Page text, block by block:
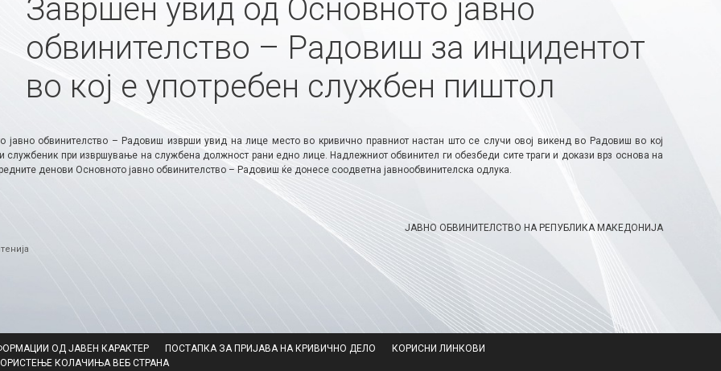
Завршен увид од Основното јавно
обвинителство – Радовиш за инцидентот
во кој е употребен службен пиштол
јавно обвинителство – Радовиш изврши увид на лице место во кривично правниот настан што се случи овој викенд во Радовиш во кој
службеник при извршување на службена должност рани едно лице. Надлежниот обвинител ги обезбеди сите траги и докази врз основа на
денови Основното јавно обвинителство – Радовиш ќе донесе соодветна јавнообвинителска одлука.
ЈАВНО ОБВИНИТЕЛСТВО НА РЕПУБЛИКА МАКЕДОНИЈА
ОД ЈАВЕН КАРАКТЕР ПОСТАПКА ЗА ПРИЈАВА НА КРИВИЧНО ДЕЛО
КОРИСНИ ЛИНКОВИ
КОЛАЧИЊА ВЕБ СТРАНА